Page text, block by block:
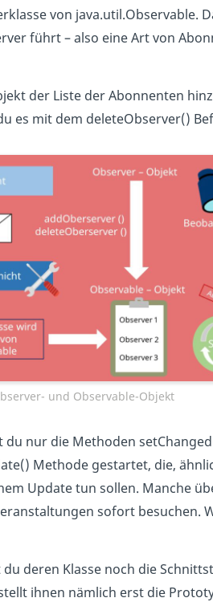
von java.util.Observable.
führt – also eine Art von
der Liste der Abonnenten
es mit dem deleteObserver()
und Observable-Objekt
du nur die Methoden
Methode gestartet, die,
Update tun sollen. Manche
sofort besuchen.
deren Klasse noch die
ihnen nämlich erst die